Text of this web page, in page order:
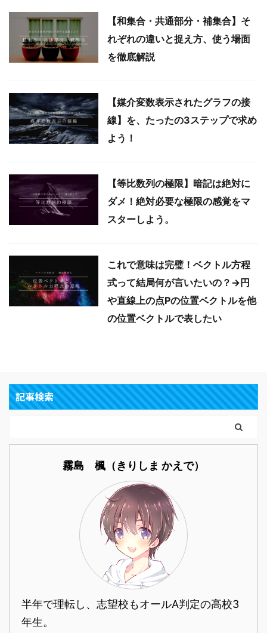
【和集合・共通部分・補集合】そ
れぞれの違いと捉え方、使う場面
を徹底解説
【媒介変数表示されたグラフの接
線】を、たったの3ステップで求め
よう！
【等比数列の極限】暗記は絶対に
ダメ！絶対必要な極限の感覚をマ
スターしよう。
これで意味は完璧！ベクトル方程
式って結局何が言いたいの？→円
や直線上の点Pの位置ベクトルを他
の位置ベクトルで表したい
記事検索
霧島 楓（きりしま かえで）
半年で理転し、志望校もオールA判定の高校3
年生。